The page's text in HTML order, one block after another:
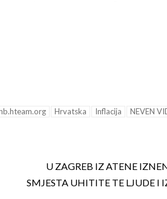
Hrvatska Inflacija NEVEN
U ZAGREB IZ ATENE
SMJESTA UHITITE TE LJUDE I